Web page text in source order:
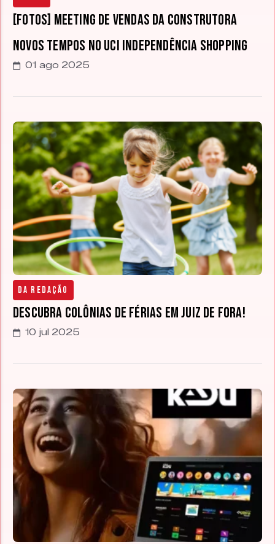
[FOTOS] Meeting de Vendas da construtora
Novos Tempos no UCI Independência Shopping
01 ago 2025
Da Redação
Descubra Colônias de Férias em Juiz de Fora!
10 jul 2025